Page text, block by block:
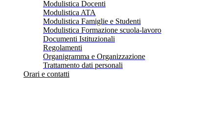
Modulistica Docenti
Modulistica ATA
Modulistica Famiglie e Studenti
Modulistica Formazione scuola-lavoro
Documenti Istituzionali
Regolamenti
Organigramma e Organizzazione
Trattamento dati personali
Orari e contatti